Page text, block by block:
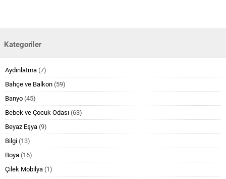
Kategoriler
Aydınlatma (7)
Bahçe ve Balkon (59)
Banyo (45)
Bebek ve Çocuk Odası (63)
Beyaz Eşya (9)
Bilgi (13)
Boya (16)
Çilek Mobilya (1)